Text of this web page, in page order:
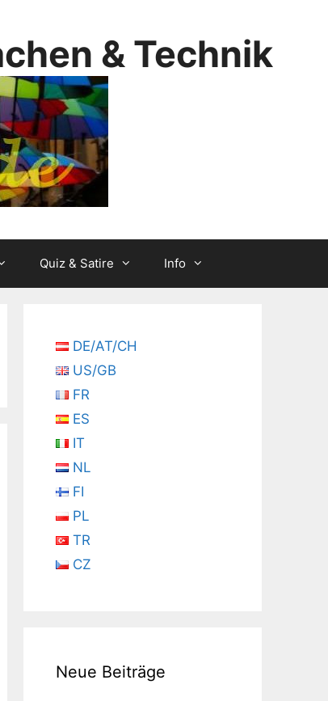
& Technik
Quiz & Satire Info
DE/AT/CH
US/GB
FR
ES
IT
NL
FI
PL
TR
CZ
Neue Beiträge